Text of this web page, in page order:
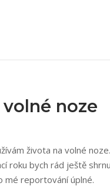
noze
života na volné
roku bych rád ještě
mé reportování úplné.